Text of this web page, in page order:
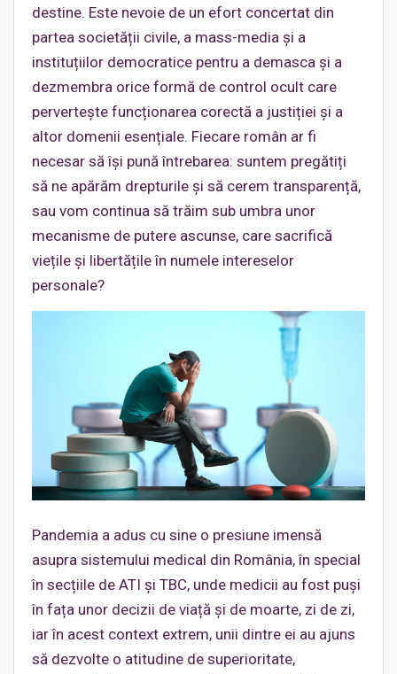
destine. Este nevoie de un efort concertat din
partea societății civile, a mass-media și a
instituțiilor democratice pentru a demasca și a
dezmembra orice formă de control ocult care
pervertește funcționarea corectă a justiției și a
altor domenii esențiale. Fiecare român ar fi
necesar să își pună întrebarea: suntem pregătiți
să ne apărăm drepturile și să cerem transparență,
sau vom continua să trăim sub umbra unor
mecanisme de putere ascunse, care sacrifică
viețile și libertățile în numele intereselor
personale?
Pandemia a adus cu sine o presiune imensă
asupra sistemului medical din România, în special
în secțiile de ATI și TBC, unde medicii au fost puși
în fața unor decizii de viață și de moarte, zi de zi,
iar în acest context extrem, unii dintre ei au ajuns
să dezvolte o atitudine de superioritate,